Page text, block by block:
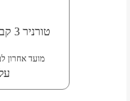
מועד אחרון